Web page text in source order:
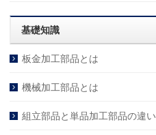
基礎知識
板金加工部品とは
機械加工部品とは
組立部品と単品加工部品の違い